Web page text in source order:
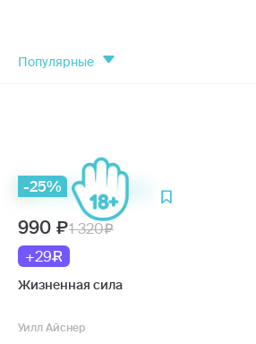
популярные
-25%
990
1 320
+29
Жизненная сила
Уилл Айснер